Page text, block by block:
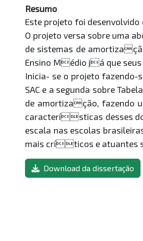
Resumo
Este projeto foi
O projeto versa sobre uma
de sistemas de
Ensino Médio já que
Inicia- se o projeto
SAC e a segunda sobre
de amortização, fazendo
características desses
escala nas escolas
mais críticos e atuantes
Download da dissertação